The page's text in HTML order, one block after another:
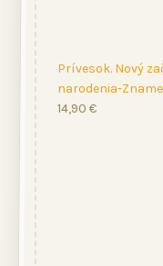
Prívesok. Nový
narodenia-
14,90 €